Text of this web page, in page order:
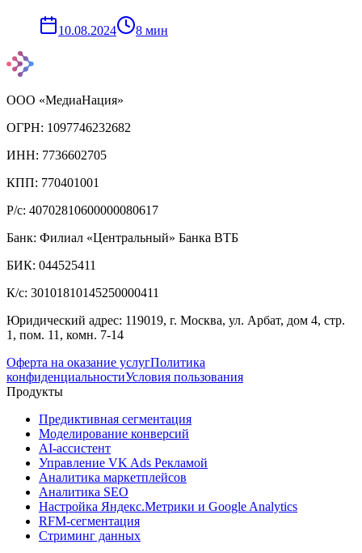
10.08.2024 8 мин
ООО «МедиаНация»
ОГРН: 1097746232682
ИНН: 7736602705
КПП: 770401001
Р/с: 40702810600000080617
Банк: Филиал «Центральный» Банка ВТБ
БИК: 044525411
К/с: 30101810145250000411
Юридический адрес: 119019, г. Москва, ул. Арбат, дом 4, стр.
1, пом. 11, комн. 7-14
Оферта на оказание услугПолитика
конфиденциальностиУсловия пользования
Продукты
Предиктивная сегментация
Моделирование конверсий
AI-ассистент
Управление VK Ads Рекламой
Аналитика маркетплейсов
Аналитика SEO
Настройка Яндекс.Метрики и Google Analytics
RFM-сегментация
Cтриминг данных